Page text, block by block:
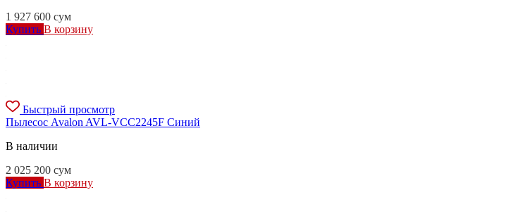
1 927 600 сум
Купить В корзину
Быстрый просмотр
Пылесос Avalon AVL-VCC2245F Синий
В наличии
2 025 200 сум
Купить В корзину